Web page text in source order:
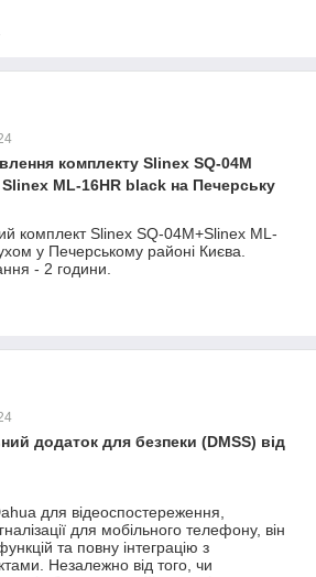
комплекту Slinex SQ-04M
ML-16HR black на Печерську
комплект Slinex SQ-04M+Slinex ML-
у Печерському районі Києва.
- 2 години.
додаток для безпеки (DMSS) від
для відеоспостереження,
для мобільного телефону, він
та повну інтеграцію з
Незалежно від того, чи